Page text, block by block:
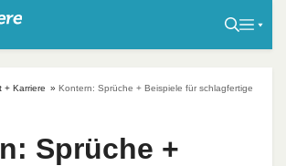
+ Karriere » Kontern: Sprüche + Beispiele für schlagfertige
Sprüche +